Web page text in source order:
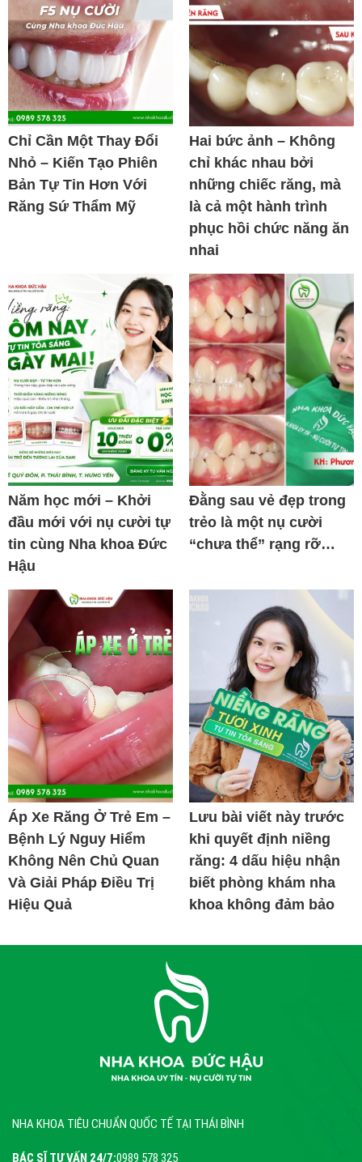
Chỉ Cần Một Thay Đổi
Nhỏ – Kiến Tạo Phiên
Bản Tự Tin Hơn Với
Răng Sứ Thẩm Mỹ
Hai bức ảnh – Không
chỉ khác nhau bởi
những chiếc răng, mà
là cả một hành trình
phục hồi chức năng ăn
nhai
Năm học mới – Khởi
đầu mới với nụ cười tự
tin cùng Nha khoa Đức
Hậu
Đằng sau vẻ đẹp trong
trẻo là một nụ cười
“chưa thể” rạng rỡ…
Áp Xe Răng Ở Trẻ Em –
Bệnh Lý Nguy Hiểm
Không Nên Chủ Quan
Và Giải Pháp Điều Trị
Hiệu Quả
Lưu bài viết này trước
khi quyết định niềng
răng: 4 dấu hiệu nhận
biết phòng khám nha
khoa không đảm bảo
NHA KHOA TIÊU CHUẨN QUỐC TẾ TẠI THÁI BÌNH
BÁC SĨ TƯ VẤN 24/7:0989 578 325